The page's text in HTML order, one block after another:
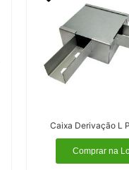
Caixa Derivação L
Comprar na